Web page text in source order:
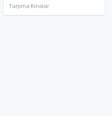
Tarjima Kinolar